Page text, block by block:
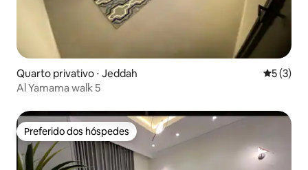
Quarto privativo ⋅ Jeddah 5 de
5 (3)
Al Yamama walk 5
Preferido dos hóspedes
Preferido dos hóspedes